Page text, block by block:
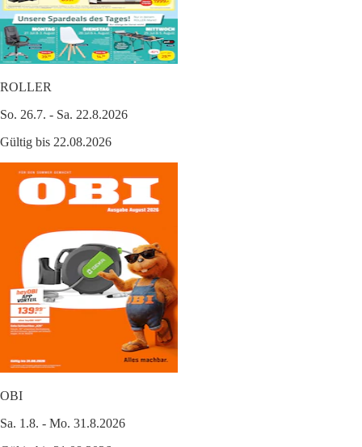
ROLLER
So. 26.7. - Sa. 22.8.2026
Gültig bis 22.08.2026
OBI
Sa. 1.8. - Mo. 31.8.2026